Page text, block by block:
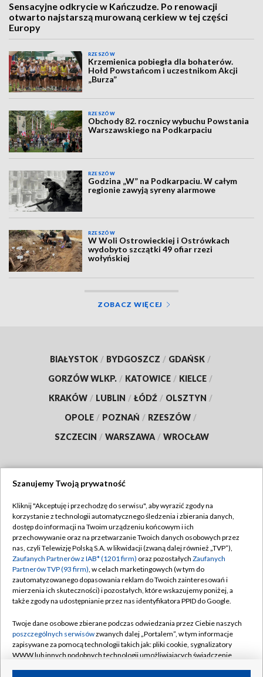
Sensacyjne odkrycie w Kańczudze. Po renowacji
otwarto najstarszą murowaną cerkiew w tej części
Europy
RZESZÓW
Krzemienica pobiegła dla bohaterów.
Hołd Powstańcom i uczestnikom Akcji
„Burza”
RZESZÓW
Obchody 82. rocznicy wybuchu Powstania
Warszawskiego na Podkarpaciu
RZESZÓW
Godzina „W” na Podkarpaciu. W całym
regionie zawyją syreny alarmowe
RZESZÓW
W Woli Ostrowieckiej i Ostrówkach
wydobyto szczątki 49 ofiar rzezi
wołyńskiej
ZOBACZ WIĘCEJ
BIAŁYSTOK / BYDGOSZCZ / GDAŃSK /
GORZÓW WLKP. / KATOWICE / KIELCE /
KRAKÓW / LUBLIN / ŁÓDŹ / OLSZTYN /
OPOLE / POZNAŃ / RZESZÓW /
SZCZECIN / WARSZAWA / WROCŁAW
TVP
Abonament TVP
Emisja w TVP
Centrum informacji TVP
Naziemna Telewizja Cyfrowa
Rada Programowa
System NOS
Informacje o nadawcy
Regulamin TVP
Polityka prywatności
Moje zgody
Pomoc
Kontakt
Kanały
Szanujemy Twoją prywatność
Kliknij "Akceptuję i przechodzę do serwisu", aby wyrazić zgody na
korzystanie z technologii automatycznego śledzenia i zbierania danych,
dostęp do informacji na Twoim urządzeniu końcowym i ich
przechowywanie oraz na przetwarzanie Twoich danych osobowych przez
nas, czyli Telewizję Polską S.A. w likwidacji (zwaną dalej również „TVP”),
Zaufanych Partnerów z IAB* (1201 firm) oraz pozostałych Zaufanych
Partnerów TVP (93 firm), w celach marketingowych (w tym do
zautomatyzowanego dopasowania reklam do Twoich zainteresowań i
mierzenia ich skuteczności) i pozostałych, które wskazujemy poniżej, a
także zgody na udostępnianie przez nas identyfikatora PPID do Google.
Twoje dane osobowe zbierane podczas odwiedzania przez Ciebie naszych
poszczególnych serwisówzwanych dalej „Portalem”, w tym informacje
zapisywane za pomocą technologii takich jak: pliki cookie, sygnalizatory
WWW lub innych podobnych technologii umożliwiających świadczenie